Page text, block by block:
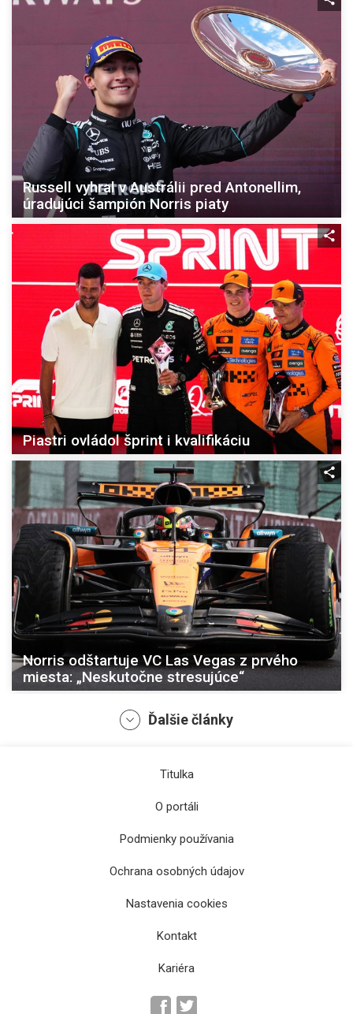
Russell vyhral v Austrálii pred Antonellim,
úradujúci šampión Norris piaty
Piastri ovládol šprint i kvalifikáciu
Norris odštartuje VC Las Vegas z prvého
miesta: „Neskutočne stresujúce“
Verstappen zvíťazil v šprinte na VC USA,
Ďalšie články
Titulka
O portáli
Podmienky používania
Ochrana osobných údajov
Nastavenia cookies
Kontakt
Kariéra